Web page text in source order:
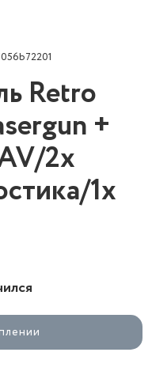
Retro
+
2х
1x